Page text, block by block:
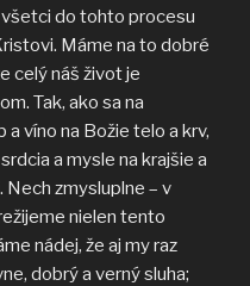
všetci do tohto procesu
Máme na to dobré
celý náš život je
Tak, ako sa na
víno na Božie telo a krv,
a mysle na krajšie a
zmysluplne – v
nielen tento
nádej, že aj my raz
dobrý a verný sluha;